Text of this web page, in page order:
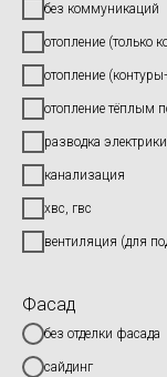
без коммуникаций
отопление (только
отопление
отопление тёплым
разводка электрики
канализация
хвс, гвс
вентиляция (для
Фасад
без отделки фасада
сайдинг